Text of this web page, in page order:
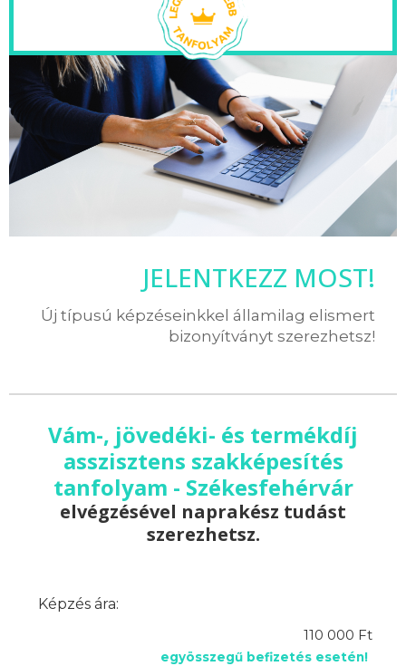
JELENTKEZZ MOST!
Új típusú képzéseinkkel államilag elismert
bizonyítványt szerezhetsz!
Vám-, jövedéki- és termékdíj
asszisztens szakképesítés
tanfolyam - Székesfehérvár
elvégzésével naprakész tudást
szerezhetsz.
Képzés ára:
110 000 Ft
egyösszegű befizetés esetén!